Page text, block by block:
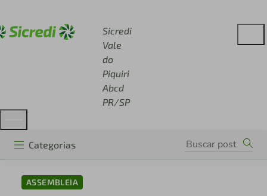
Sicredi
Vale
do
Piquiri
Abcd
PR/SP
Categorias
ASSEMBLEIA